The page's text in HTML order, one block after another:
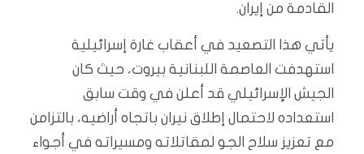
القادمة من إيران.
يأتي هذا التصعيد في أعقاب غارة إسرائيلية
استهدفت العاصمة اللبنانية بيروت، حيث كان
الجيش الإسرائيلي قد أعلن في وقت سابق
استعداده لاحتمال إطلاق نيران باتجاه أراضيه، بالتزامن
مع تعزيز سلاح الجو لمقاتلاته ومسيراته في أجواء